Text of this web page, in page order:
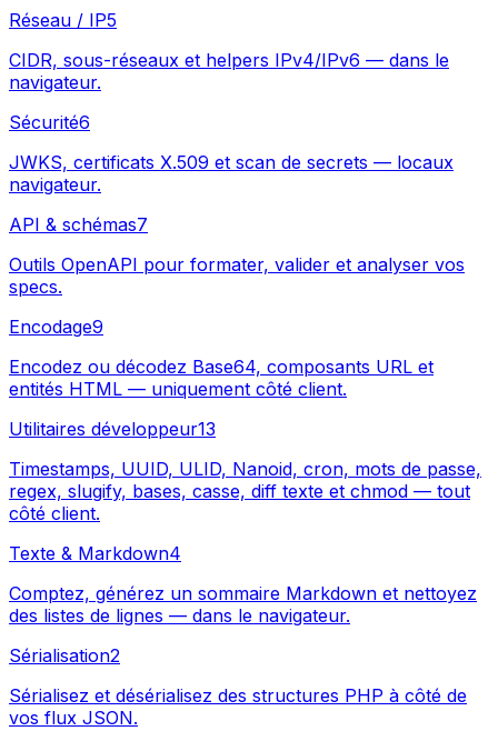
Réseau / IP5
CIDR, sous-réseaux et helpers IPv4/IPv6 — dans le
navigateur.
Sécurité6
JWKS, certificats X.509 et scan de secrets — locaux
navigateur.
API & schémas7
Outils OpenAPI pour formater, valider et analyser vos
specs.
Encodage9
Encodez ou décodez Base64, composants URL et
entités HTML — uniquement côté client.
Utilitaires développeur13
Timestamps, UUID, ULID, Nanoid, cron, mots de passe,
regex, slugify, bases, casse, diff texte et chmod — tout
côté client.
Texte & Markdown4
Comptez, générez un sommaire Markdown et nettoyez
des listes de lignes — dans le navigateur.
Sérialisation2
Sérialisez et désérialisez des structures PHP à côté de
vos flux JSON.